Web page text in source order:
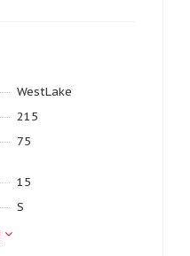
WestLake
215
75
15
S